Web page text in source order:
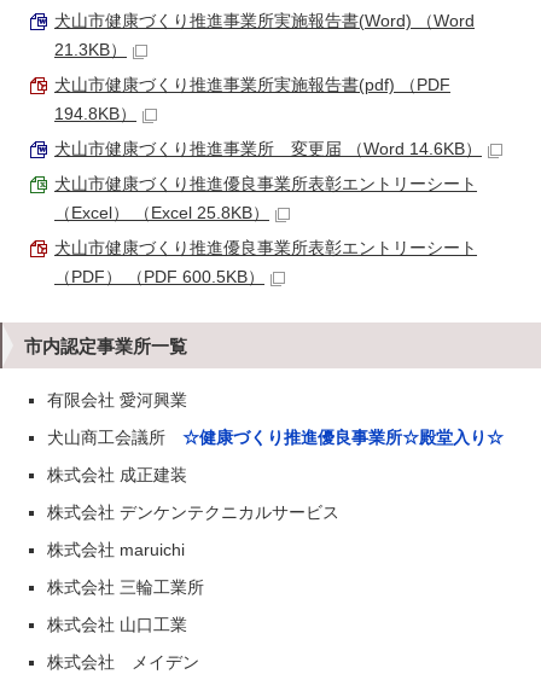
犬山市健康づくり推進事業所実施報告書(Word) （Word
21.3KB）
犬山市健康づくり推進事業所実施報告書(pdf) （PDF
194.8KB）
犬山市健康づくり推進事業所 変更届 （Word 14.6KB）
犬山市健康づくり推進優良事業所表彰エントリーシート
（Excel） （Excel 25.8KB）
犬山市健康づくり推進優良事業所表彰エントリーシート
（PDF） （PDF 600.5KB）
市内認定事業所一覧
有限会社 愛河興業
犬山商工会議所 ☆健康づくり推進優良事業所☆殿堂入り☆
株式会社 成正建装
株式会社 デンケンテクニカルサービス
株式会社 maruichi
株式会社 三輪工業所
株式会社 山口工業
株式会社 メイデン